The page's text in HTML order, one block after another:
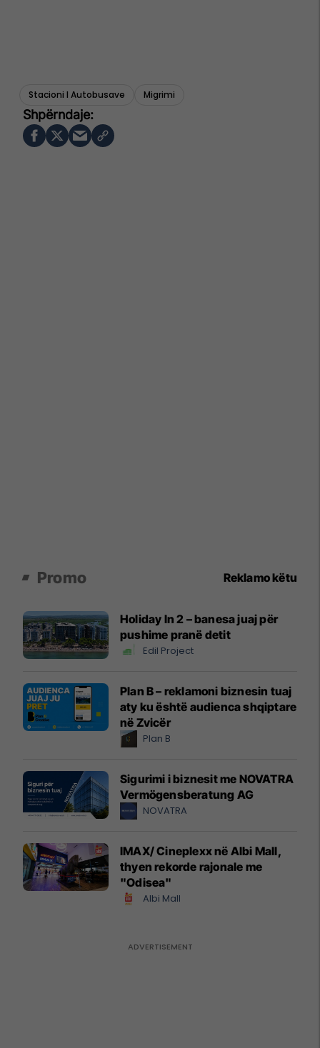
Stacioni I Autobusave Migrimi
Promo Reklamo këtu
Holiday In 2 – banesa juaj për
pushime pranë detit
Edil Project
Plan B – reklamoni biznesin tuaj
aty ku është audienca shqiptare
në Zvicër
Plan B
Sigurimi i biznesit me NOVATRA
Vermögensberatung AG
NOVATRA
IMAX/ Cineplexx në Albi Mall,
thyen rekorde rajonale me
"Odisea"
Albi Mall